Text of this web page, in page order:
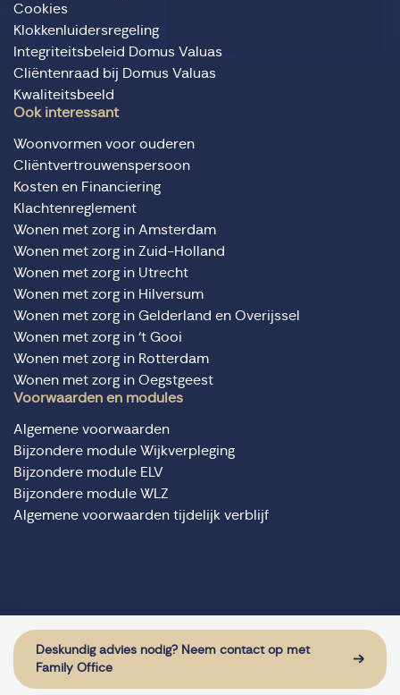
Deskundig advies nodig? Neem contact op met
Family Office
Cookies
Klokkenluidersregeling
Integriteitsbeleid Domus Valuas
Cliëntenraad bij Domus Valuas
Kwaliteitsbeeld
Ook interessant
Woonvormen voor ouderen
Cliëntvertrouwenspersoon
Kosten en Financiering
Klachtenreglement
Wonen met zorg in Amsterdam
Wonen met zorg in Zuid-Holland
Wonen met zorg in Utrecht
Wonen met zorg in Hilversum
Wonen met zorg in Gelderland en Overijssel
Wonen met zorg in ‘t Gooi
Wonen met zorg in Rotterdam
Wonen met zorg in Oegstgeest
Voorwaarden en modules
Algemene voorwaarden
Bijzondere module Wijkverpleging
Bijzondere module ELV
Bijzondere module WLZ
Algemene voorwaarden tijdelijk verblijf
Website door: Sturdy Digital